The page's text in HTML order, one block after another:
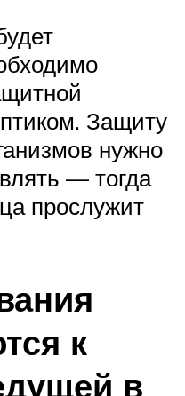
Защиту
нужно
— тогда
прослужит
к
в